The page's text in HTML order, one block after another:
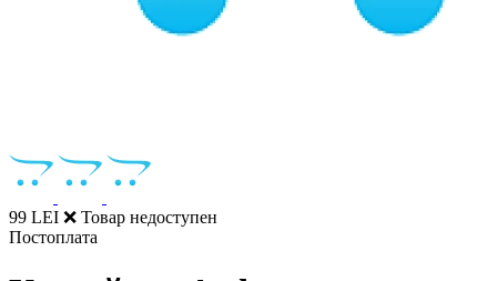
99 LEI ❌ Товар недоступен
Постоплата